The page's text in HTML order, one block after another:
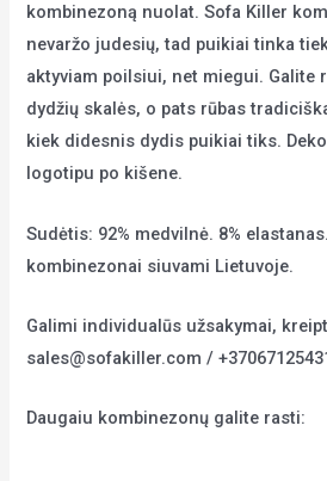
kombinezoną nuolat. Sofa Killer
nevaržo judesių, tad puikiai tinka
aktyviam poilsiui, net miegui. Galite
dydžių skalės, o pats rūbas
kiek didesnis dydis puikiai tiks.
logotipu po kišene.
Sudėtis: 92% medvilnė. 8%
kombinezonai siuvami Lietuvoje.
Galimi individualūs užsakymai,
sales@sofakiller.com /
Daugaiu kombinezonų galite rasti: